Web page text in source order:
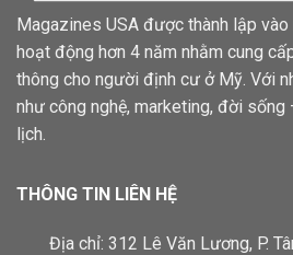
Magazines USA được thành lập
hoạt động hơn 4 năm nhằm cung
thông cho người định cư ở Mỹ. Với
như công nghệ, marketing, đời sống
lịch.
THÔNG TIN LIÊN HỆ
Địa chỉ: 312 Lê Văn Lương, P.